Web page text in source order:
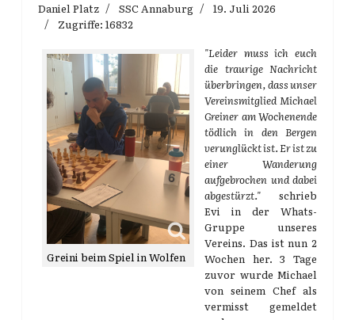
Daniel Platz SSC Annaburg
19. Juli 2026
Zugriffe: 16832
Greini beim Spiel in Wolfen
"Leider muss ich euch
die traurige Nachricht
überbringen, dass unser
Vereinsmitglied Michael
Greiner am Wochenende
tödlich in den Bergen
verunglückt ist. Er ist zu
einer Wanderung
aufgebrochen und dabei
abgestürzt." schrieb
Evi in der Whats-
Gruppe unseres
Vereins. Das ist nun 2
Wochen her. 3 Tage
zuvor wurde Michael
von seinem Chef als
vermisst gemeldet